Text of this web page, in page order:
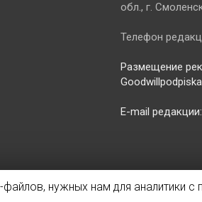
обл., г.
Телефон
Размещение
E-mail
нужных нам для аналитики